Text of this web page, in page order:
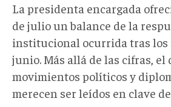
La presidenta encargada
de julio un balance de la
institucional ocurrida tras los
junio. Más allá de las cifras, el
movimientos políticos y
merecen ser leídos en clave